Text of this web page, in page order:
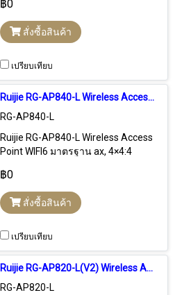
Stanalone, Free Cloud Control,
Hardware Control
฿0
สั่งซื้อสินค้า
เปรียบเทียบ
Ruijie RG-AP840-L Wireless Access Point AX 4x4 MIMO, 5.2Gbps,3 Port Gigabit, Cloud Control
RG-AP840-L
Ruijie RG-AP840-L Wireless Access
Point WIFI6 มาตรฐาน ax, 4×4:4
3 Port Gigabit, รองรับการ Managed
ผ่าน Ruiji Cloud Control Free!!
฿0
สั่งซื้อสินค้า
เปรียบเทียบ
Ruijie RG-AP820-L(V2) Wireless Access Point ax 2x2 MIMO, 1.775Gbps Cloud Control
RG-AP820-L